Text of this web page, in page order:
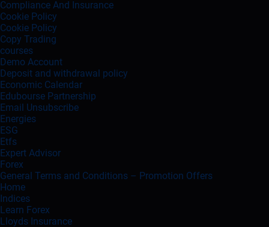
Compliance And Insurance
Cookie Policy
Cookie Policy
Copy Trading
courses
Demo Account
Deposit and withdrawal policy
Economic Calendar
Edubourse Partnership
Email Unsubscribe
Energies
ESG
Etfs
Expert Advisor
Forex
General Terms and Conditions – Promotion Offers
Home
Indices
Learn Forex
Lloyds Insurance